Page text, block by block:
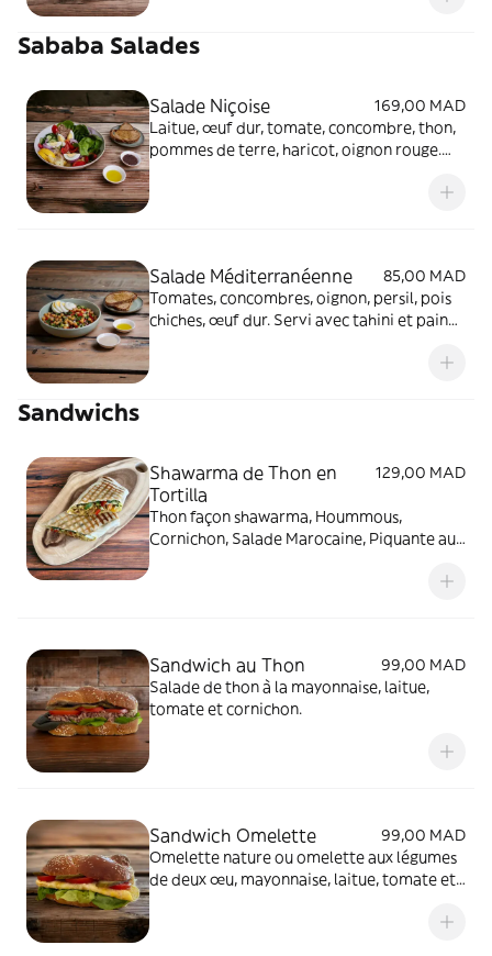
Sababa Salades
Salade Niçoise
169,00 MAD
Laitue, œuf dur, tomate, concombre, thon,
pommes de terre, haricot, oignon rouge.
Salade Méditerranéenne
85,00 MAD
Tomates, concombres, oignon, persil, pois
chiches, œuf dur. Servi avec tahini et pain
Sandwichs
Shawarma de Thon en
Tortilla
129,00 MAD
Thon façon shawarma, Hoummous,
Cornichon, Salade Marocaine, Piquante au
Sandwich au Thon
99,00 MAD
Salade de thon à la mayonnaise, laitue,
tomate et cornichon.
Sandwich Omelette
99,00 MAD
Omelette nature ou omelette aux légumes
de deux œu, mayonnaise, laitue, tomate et